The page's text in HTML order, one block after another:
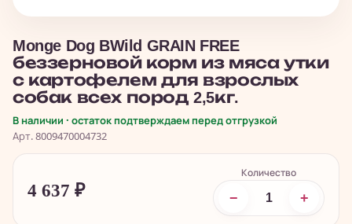
Monge Dog BWild GRAIN FREE
беззерновой корм из мяса утки
с картофелем для взрослых
собак всех пород 2,5кг.
В наличии · остаток подтверждаем перед отгрузкой
Арт. 8009470004732
4 637 ₽
Количество
− +